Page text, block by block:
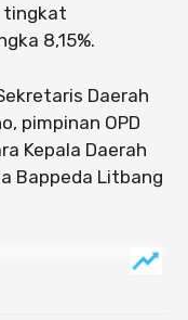
tingkat
8,15%.
Daerah
pimpinan OPD
Kepala Daerah
Bappeda Litbang